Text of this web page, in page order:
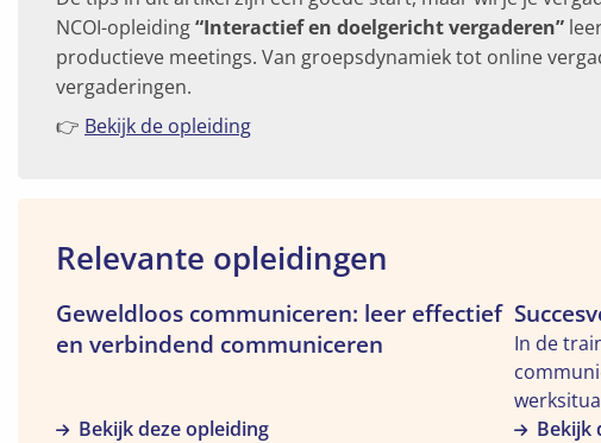
NCOI-opleiding“Interactief en doelgericht vergaderen”
productieve meetings. Van groepsdynamiek tot online
vergaderingen.
👉 Bekijk de opleiding
Relevante opleidingen
Geweldloos communiceren: leer effectief
en verbindend communiceren
Bekijk deze opleiding
Bekijk
de
communiceren:
In de
duidelijk
Bekijk
Bekijk
de
opleiding
en